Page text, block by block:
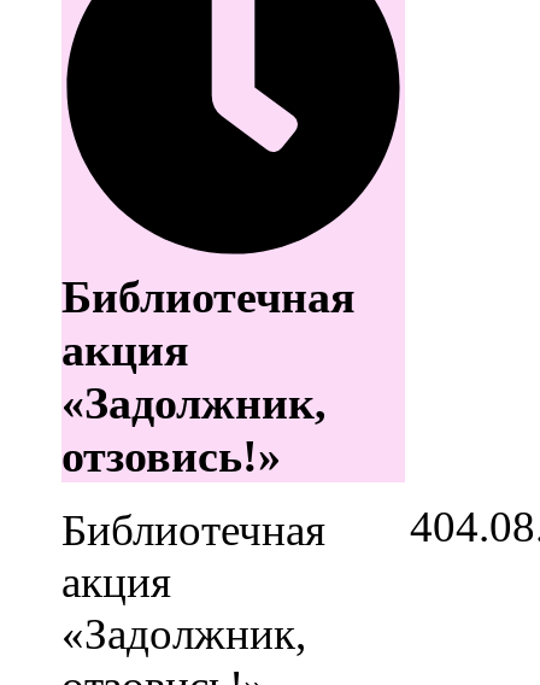
Библиотечная
акция
«Задолжник,
отзовись!»
Библиотечная
акция
«Задолжник,
4